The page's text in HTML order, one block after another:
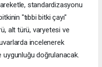
standardizasyonu
"tıbbi bitki çayı"
alt türü, varyetesi ve
incelenerek
doğrulanacak.